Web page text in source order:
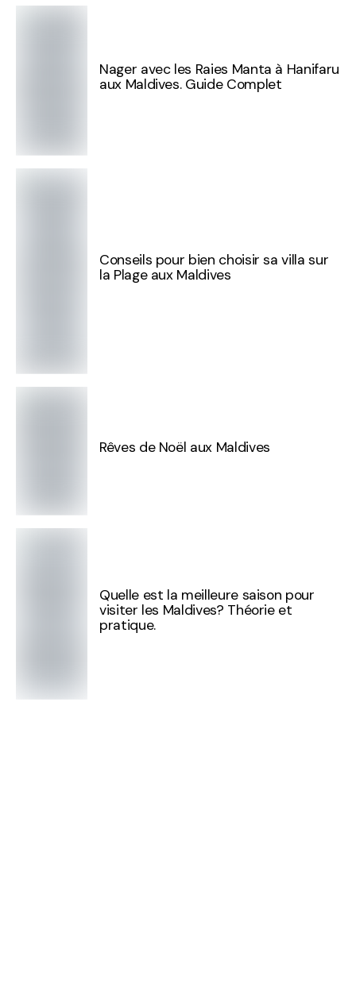
Nager avec les Raies Manta à Hanifaru
aux Maldives. Guide Complet
Conseils pour bien choisir sa villa sur
la Plage aux Maldives
Rêves de Noël aux Maldives
Quelle est la meilleure saison pour
visiter les Maldives? Théorie et
pratique.